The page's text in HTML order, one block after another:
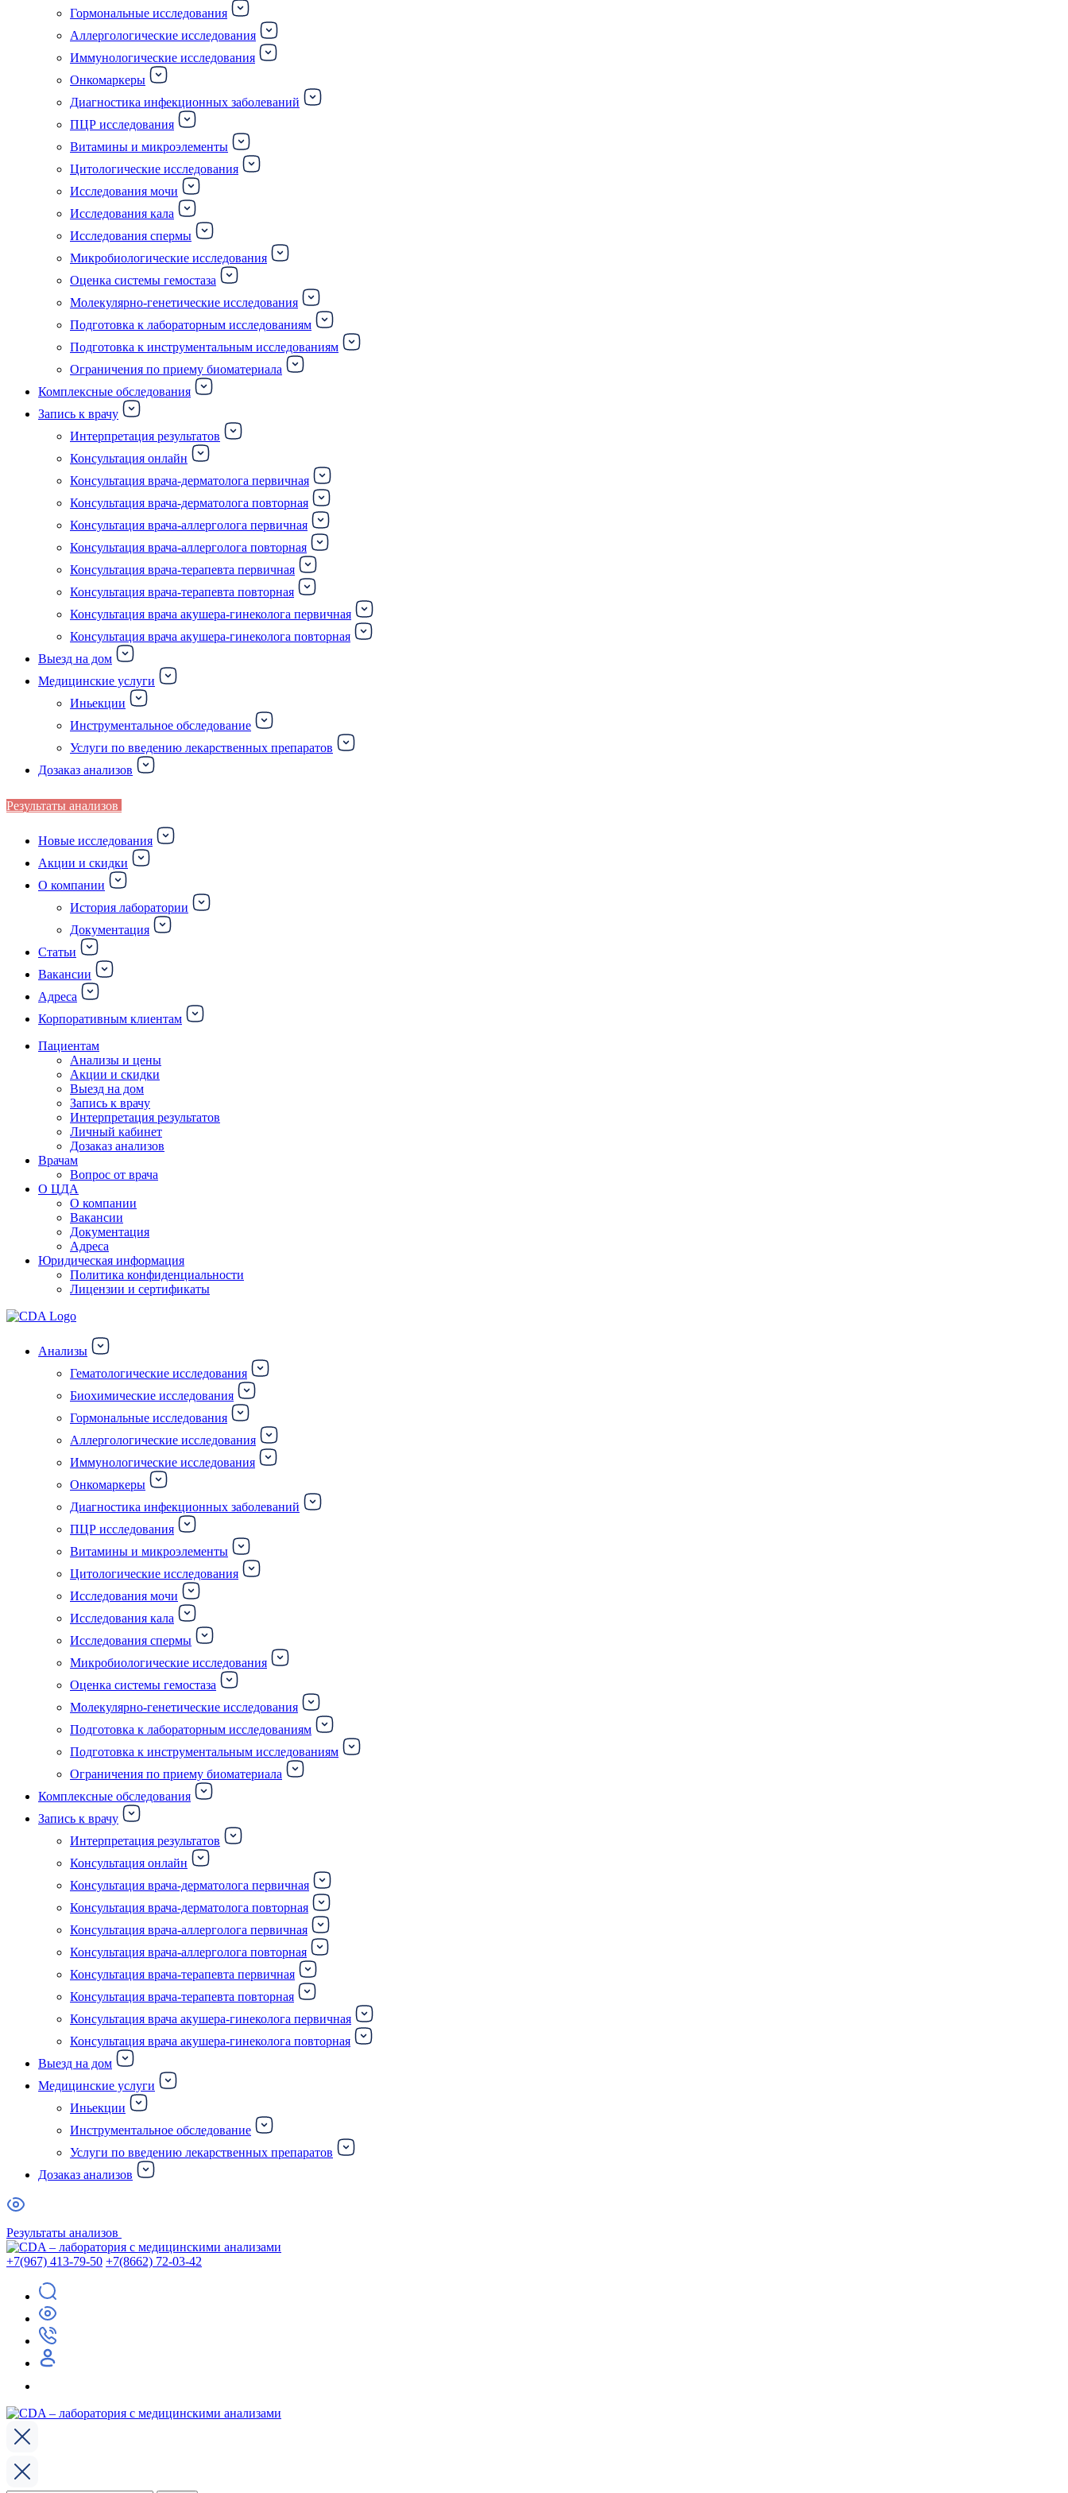
Гормональные исследования
Аллергологические исследования
Иммунологические исследования
Онкомаркеры
Диагностика инфекционных заболеваний
ПЦР исследования
Витамины и микроэлементы
Цитологические исследования
Исследования мочи
Исследования кала
Исследования спермы
Микробиологические исследования
Оценка системы гемостаза
Молекулярно-генетические исследования
Подготовка к лабораторным исследованиям
Подготовка к инструментальным исследованиям
Ограничения по приему биоматериала
Комплексные обследования
Запись к врачу
Интерпретация результатов
Консультация онлайн
Консультация врача-дерматолога первичная
Консультация врача-дерматолога повторная
Консультация врача-аллерголога первичная
Консультация врача-аллерголога повторная
Консультация врача-терапевта первичная
Консультация врача-терапевта повторная
Консультация врача акушера-гинеколога первичная
Консультация врача акушера-гинеколога повторная
Выезд на дом
Медицинские услуги
Иньекции
Инструментальное обследование
Услуги по введению лекарственных препаратов
Дозаказ анализов
Результаты анализов
Новые исследования
Акции и скидки
О компании
История лаборатории
Документация
Статьи
Вакансии
Адреса
Корпоративным клиентам
Пациентам
Анализы и цены
Акции и скидки
Выезд на дом
Запись к врачу
Интерпретация результатов
Личный кабинет
Дозаказ анализов
Врачам
Вопрос от врача
О ЦДА
О компании
Вакансии
Документация
Адреса
Юридическая информация
Политика конфиденциальности
Лицензии и сертификаты
Анализы
Гематологические исследования
Биохимические исследования
Гормональные исследования
Аллергологические исследования
Иммунологические исследования
Онкомаркеры
Диагностика инфекционных заболеваний
ПЦР исследования
Витамины и микроэлементы
Цитологические исследования
Исследования мочи
Исследования кала
Исследования спермы
Микробиологические исследования
Оценка системы гемостаза
Молекулярно-генетические исследования
Подготовка к лабораторным исследованиям
Подготовка к инструментальным исследованиям
Ограничения по приему биоматериала
Комплексные обследования
Запись к врачу
Интерпретация результатов
Консультация онлайн
Консультация врача-дерматолога первичная
Консультация врача-дерматолога повторная
Консультация врача-аллерголога первичная
Консультация врача-аллерголога повторная
Консультация врача-терапевта первичная
Консультация врача-терапевта повторная
Консультация врача акушера-гинеколога первичная
Консультация врача акушера-гинеколога повторная
Выезд на дом
Медицинские услуги
Иньекции
Инструментальное обследование
Услуги по введению лекарственных препаратов
Дозаказ анализов
Результаты анализов
+7(967) 413-79-50 +7(8662) 72-03-42